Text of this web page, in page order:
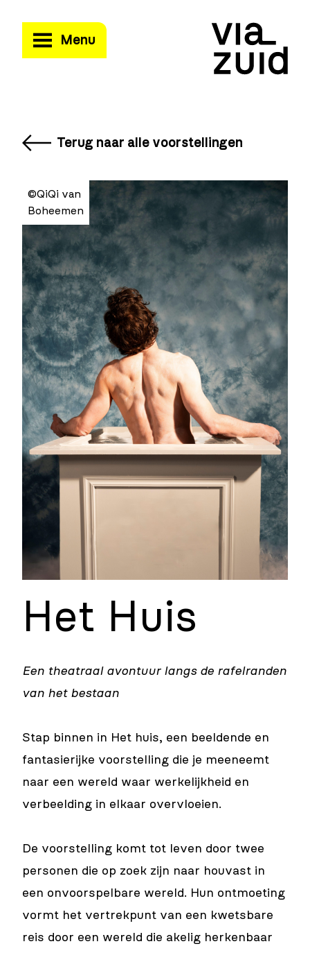
Menu
Terug naar alle voorstellingen
©QiQi van
Boheemen
Het Huis
Een theatraal avontuur langs de rafelranden
van het bestaan
Stap binnen in Het huis, een beeldende en
fantasierijke voorstelling die je meeneemt
naar een wereld waar werkelijkheid en
verbeelding in elkaar overvloeien.
De voorstelling komt tot leven door twee
personen die op zoek zijn naar houvast in
een onvoorspelbare wereld. Hun ontmoeting
vormt het vertrekpunt van een kwetsbare
reis door een wereld die akelig herkenbaar